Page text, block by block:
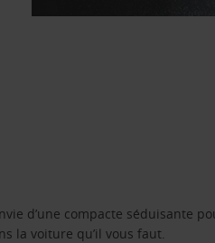
d’une compacte séduisante
la voiture qu’il vous faut.